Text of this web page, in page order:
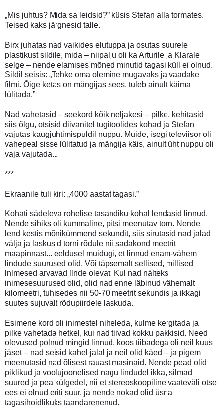
„Mis juhtus? Mida sa leidsid?” küsis Stefan alla tormates.
Teised kaks järgnesid talle.
Birx juhatas nad vaikides elutuppa ja osutas suurele
plastikust sildile, mida – niipalju oli ka Arturile ja Klarale
selge – nende elamises mõned minutid tagasi küll ei olnud.
Sildil seisis: „Tehke oma olemine mugavaks ja vaadake
filmi. Õige ketas on mängijas sees, tuleb ainult käima
lülitada.”
Nad vahetasid – seekord kõik neljakesi – pilke, kehitasid
siis õlgu, otsisid diivanitel tugitoolides kohad ja Stefan
vajutas kaugjuhtimispuldil nuppu. Muide, isegi televiisor oli
vahepeal sisse lülitatud ja mängija käis, ainult üht nuppu oli
vaja vajutada...
***
Ekraanile tuli kiri: „4000 aastat tagasi.”
Kohati sädeleva rohelise tasandiku kohal lendasid linnud.
Nende sihiks oli kummaline, pitsi meenutav torn. Nende
lend kestis mõnikümmend sekundit, siis sirutasid nad jalad
välja ja laskusid torni rõdule nii sadakond meetrit
maapinnast... eeldusel muidugi, et linnud enam-vähem
lindude suurused olid. Või täpsemalt sellised, millised
inimesed arvavad linde olevat. Kui nad näiteks
inimesesuurused olid, olid nad enne läbinud vähemalt
kilomeetri, tuhisedes nii 50-70 meetrit sekundis ja ikkagi
suutes sujuvalt rõdupiirdele laskuda.
Esimene kord oli inimestel niheleda, kulme kergitada ja
pilke vahetada hetkel, kui nad tiivad kokku pakkisid. Need
olevused polnud mingid linnud, koos tiibadega oli neil kuus
jäset – nad seisid kahel jalal ja neil olid käed – ja pigem
meenutasid nad õlisest rauast masinaid. Nende pead olid
piklikud ja voolujoonelised nagu lindudel ikka, silmad
suured ja pea külgedel, nii et stereoskoopiline vaateväli otse
ees ei olnud eriti suur, ja nende nokad olid üsna
tagasihoidlikuks taandarenenud.